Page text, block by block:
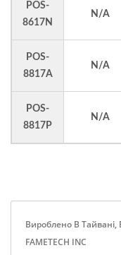
POS-
8617N
N/A
POS-
8817A
N/A
POS-
8817P
N/A
Вироблено В Тайвані,
FAMETECH INC